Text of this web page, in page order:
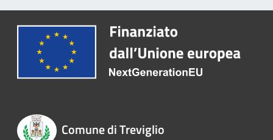
Comune di Treviglio